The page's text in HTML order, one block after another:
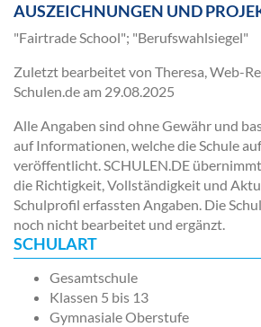
AUSZEICHNUNGEN UND
"Fairtrade School"; "Berufswahlsiegel"
Zuletzt bearbeitet von Theresa, Web-
Schulen.de am 29.08.2025
Alle Angaben sind ohne Gewähr und
auf Informationen, welche die Schule
veröffentlicht. SCHULEN.DE
die Richtigkeit, Vollständigkeit und
Schulprofil erfassten Angaben. Die
noch nicht bearbeitet und ergänzt.
SCHULART
Gesamtschule
Klassen 5 bis 13
Gymnasiale Oberstufe